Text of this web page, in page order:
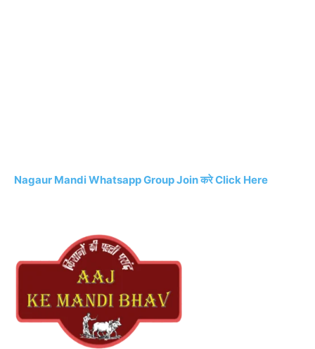
Nagaur Mandi Whatsapp Group Join करे Click Here